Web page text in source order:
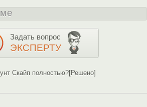
Задать вопрос
ЭКСПЕРТУ
Скайп полностью?[Решено]